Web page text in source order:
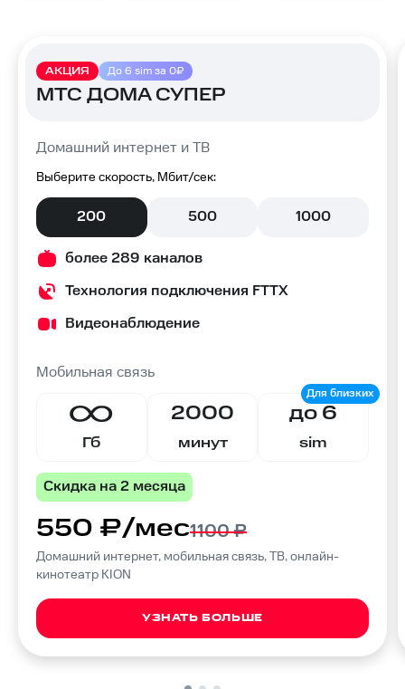
АКЦИЯ До 6 sim за 0₽
МТС ДОМА СУПЕР
Домашний интернет и ТВ
Выберите скорость, Мбит/сек:
200 500 1000
более 289 каналов
Технология подключения FTTX
Видеонаблюдение
Мобильная связь
Гб
2000
минут
до 6
sim
Скидка на 2 месяца
550 ₽/мес1100 ₽
Домашний интернет, мобильная связь, ТВ, онлайн-
кинотеатр KION
УЗНАТЬ БОЛЬШЕ